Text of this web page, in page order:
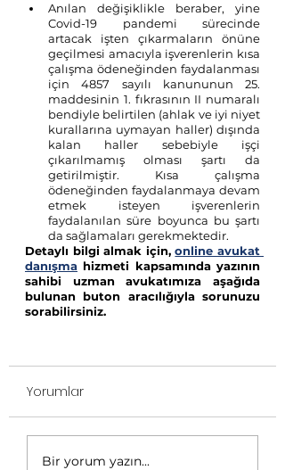
Anılan değişiklikle beraber, yine
Covid-19 pandemi sürecinde
artacak işten çıkarmaların önüne
geçilmesi amacıyla işverenlerin kısa
çalışma ödeneğinden faydalanması
için 4857 sayılı kanununun 25.
maddesinin 1. fıkrasının II numaralı
bendiyle belirtilen (ahlak ve iyi niyet
kurallarına uymayan haller) dışında
kalan haller sebebiyle işçi
çıkarılmamış olması şartı da
getirilmiştir. Kısa çalışma
ödeneğinden faydalanmaya devam
etmek isteyen işverenlerin
faydalanılan süre boyunca bu şartı
da sağlamaları gerekmektedir.
Detaylı bilgi almak için, online avukat
danışma hizmeti kapsamında yazının
sahibi uzman avukatımıza aşağıda
bulunan buton aracılığıyla sorunuzu
sorabilirsiniz.
Yorumlar
Bir yorum yazın...